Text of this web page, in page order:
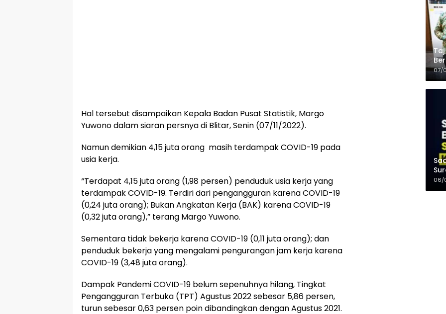
Hal tersebut disampaikan Kepala Badan Pusat Statistik, Margo
Yuwono dalam siaran persnya di Blitar, Senin (07/11/2022).
Namun demikian 4,15 juta orang masih terdampak COVID-19 pada
usia kerja.
“Terdapat 4,15 juta orang (1,98 persen) penduduk usia kerja yang
terdampak COVID-19. Terdiri dari pengangguran karena COVID-19
(0,24 juta orang); Bukan Angkatan Kerja (BAK) karena COVID-19
(0,32 juta orang),” terang Margo Yuwono.
Sementara tidak bekerja karena COVID-19 (0,11 juta orang); dan
penduduk bekerja yang mengalami pengurangan jam kerja karena
COVID-19 (3,48 juta orang).
Dampak Pandemi COVID-19 belum sepenuhnya hilang, Tingkat
Pengangguran Terbuka (TPT) Agustus 2022 sebesar 5,86 persen,
turun sebesar 0,63 persen poin dibandingkan dengan Agustus 2021.
07/
06/